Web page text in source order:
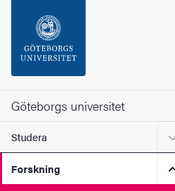
Sidfoten
Om webbplatsen
Göteborgs universitet
Studera
Forskning